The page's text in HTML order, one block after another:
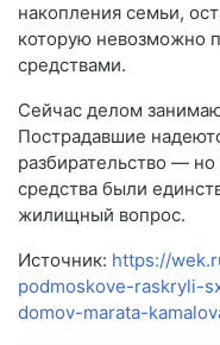
накопления семьи,
которую невозможно
средствами.
Сейчас делом
Пострадавшие
разбирательство —
средства были
жилищный вопрос.
Источник: https://
podmoskove-raskryli-
domov-marata-